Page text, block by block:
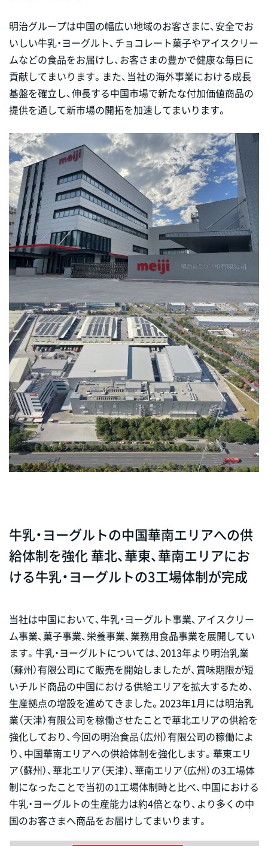
明治グループは中国の幅広い地域のお客さまに、安全でお
いしい牛乳・ヨーグルト、チョコレート菓子やアイスクリー
ムなどの食品をお届けし、お客さまの豊かで健康な毎日に
貢献してまいります。また、当社の海外事業における成長
基盤を確立し、伸長する中国市場で新たな付加価値商品の
提供を通して新市場の開拓を加速してまいります。
牛乳・ヨーグルトの中国華南エリアへの供
給体制を強化 華北、華東、華南エリアにお
ける牛乳・ヨーグルトの3工場体制が完成
当社は中国において、牛乳・ヨーグルト事業、アイスクリー
ム事業、菓子事業、栄養事業、業務用食品事業を展開してい
ます。牛乳・ヨーグルトについては、2013年より明治乳業
（蘇州）有限公司にて販売を開始しましたが、賞味期限が短
いチルド商品の中国における供給エリアを拡大するため、
生産拠点の増設を進めてきました。2023年1月には明治乳
業（天津）有限公司を稼働させたことで華北エリアの供給を
強化しており、今回の明治食品（広州）有限公司の稼働によ
り、中国華南エリアへの供給体制を強化します。華東エリ
ア（蘇州）、華北エリア（天津）、華南エリア（広州）の3工場体
制になったことで当初の1工場体制時と比べ、中国における
牛乳・ヨーグルトの生産能力は約4倍となり、より多くの中
国のお客さまへ商品をお届けしてまいります。